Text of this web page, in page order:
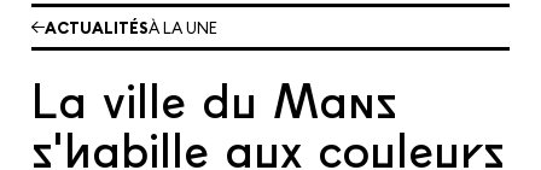
ACTUALITÉSÀ LA UNE
La ville du Mans
s'habille aux couleurs
Les cours hebdos
Le Festival
Infos pratiques
RessourcesEspace presse/pros Recrutement